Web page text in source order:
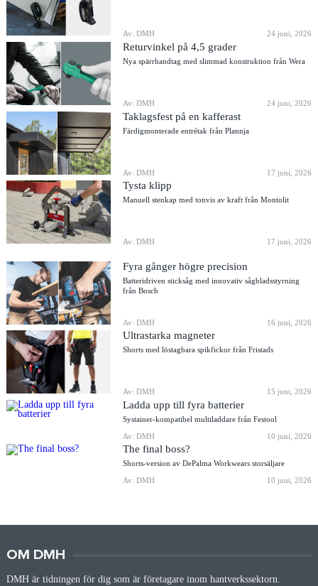
Av: DMH 24 juni, 2026
Returvinkel på 4,5 grader
Nya spärrhandtag med slimmad konstruktion från Wera
Av: DMH 24 juni, 2026
Taklagsfest på en kafferast
Färdigmonterade entrétak från Plannja
Av: DMH 17 juni, 2026
Tysta klipp
Manuell stenkap med tonvis av kraft från Montolit
Av: DMH 17 juni, 2026
Fyra gånger högre precision
Batteridriven sticksåg med innovativ sågbladsstyrning
från Bosch
Av: DMH 16 juni, 2026
Ultrastarka magneter
Shorts med löstagbara spikfickor från Fristads
Av: DMH 15 juni, 2026
Ladda upp till fyra batterier
Systainer-kompatibel multiladdare från Festool
Av: DMH
10 juni, 2026
The final boss?
Shorts-version av DePalma Workwears storsäljare
Av: DMH
10 juni, 2026
OM DMH
DMH är tidningen för dig som är företagare inom hantverkssektorn.